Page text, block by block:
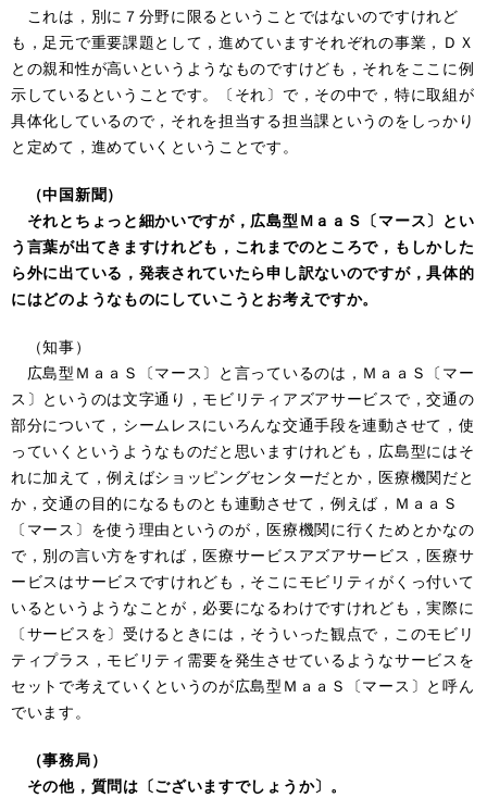
これは，別に７分野に限るということではないのですけれど
も，足元で重要課題として，進めていますそれぞれの事業，ＤＸ
との親和性が高いというようなものですけども，それをここに例
示しているということです。〔それ〕で，その中で，特に取組が
具体化しているので，それを担当する担当課というのをしっかり
と定めて，進めていくということです。
（中国新聞）
それとちょっと細かいですが，広島型ＭａａＳ〔マース〕とい
う言葉が出てきますけれども，これまでのところで，もしかした
ら外に出ている，発表されていたら申し訳ないのですが，具体的
にはどのようなものにしていこうとお考えですか。
（知事）
広島型ＭａａＳ〔マース〕と言っているのは，ＭａａＳ〔マー
ス〕というのは文字通り，モビリティアズアサービスで，交通の
部分について，シームレスにいろんな交通手段を連動させて，使
っていくというようなものだと思いますけれども，広島型にはそ
れに加えて，例えばショッピングセンターだとか，医療機関だと
か，交通の目的になるものとも連動させて，例えば，ＭａａＳ
〔マース〕を使う理由というのが，医療機関に行くためとかなの
で，別の言い方をすれば，医療サービスアズアサービス，医療サ
ービスはサービスですけれども，そこにモビリティがくっ付いて
いるというようなことが，必要になるわけですけれども，実際に
〔サービスを〕受けるときには，そういった観点で，このモビリ
ティプラス，モビリティ需要を発生させているようなサービスを
セットで考えていくというのが広島型ＭａａＳ〔マース〕と呼ん
でいます。
（事務局）
その他，質問は〔ございますでしょうか〕。